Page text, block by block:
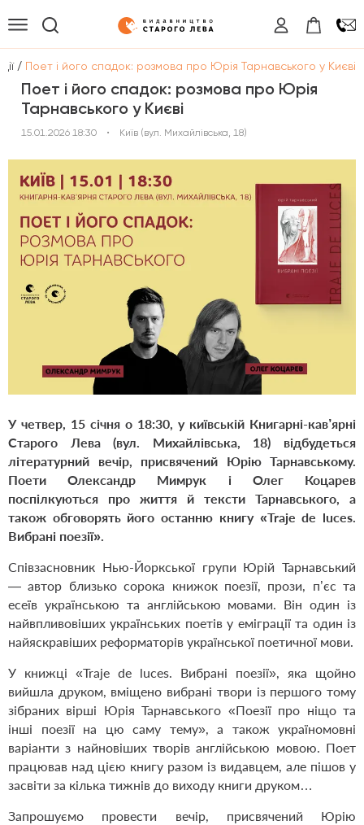
/ Поет і його спадок: розмова про Юрія Тарнавського у Києві
Поет і його спадок: розмова про Юрія
Тарнавського у Києві
15.01.2026 18:30 • Київ (вул. Михайлівська, 18)
У четвер, 15 січня о 18:30, у київській Книгарні-кав’ярні
Старого Лева (вул. Михайлівська, 18) відбудеться
літературний вечір, присвячений Юрію Тарнавському.
Поети Олександр Мимрук і Олег Коцарев
поспілкуються про життя й тексти Тарнавського, а
також обговорять його останню книгу «Traje de luces.
Вибрані поезії».
Співзасновник Нью-Йоркської групи Юрій Тарнавський
— автор близько сорока книжок поезії, прози, п’єс та
есеїв українською та англійською мовами. Він один із
найвпливовіших українських поетів у еміграції та один із
найяскравіших реформаторів української поетичної мови.
У книжці «Traje de luces. Вибрані поезії», яка щойно
вийшла друком, вміщено вибрані твори із першого тому
зібраних вірші Юрія Тарнавського «Поезії про ніщо та
інші поезії на цю саму тему», а також україномовні
варіанти з найновіших творів англійською мовою. Поет
працював над цією книгу разом із видавцем, але пішов у
засвіти за кілька тижнів до виходу книги друком…
Запрошуємо провести вечір, присвячений Юрію